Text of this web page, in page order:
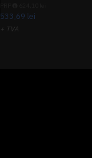
533,69 lei
+ TVA